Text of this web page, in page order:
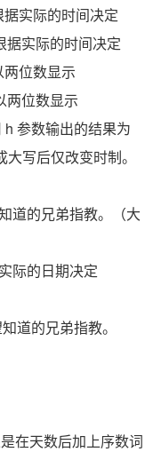
实际的时间决定
据实际的时间决定
位数显示
两位数显示
参数输出的结果为
写后仅改变时制。
道的兄弟指教。（大
际的日期决定
道的兄弟指教。
在天数后加上序数词